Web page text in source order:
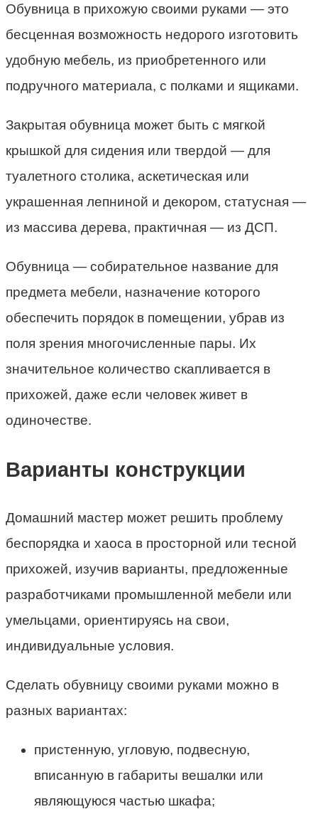
Обувница в прихожую своими руками — это
бесценная возможность недорого изготовить
удобную мебель, из приобретенного или
подручного материала, с полками и ящиками.
Закрытая обувница может быть с мягкой
крышкой для сидения или твердой — для
туалетного столика, аскетическая или
украшенная лепниной и декором, статусная —
из массива дерева, практичная — из ДСП.
Обувница — собирательное название для
предмета мебели, назначение которого
обеспечить порядок в помещении, убрав из
поля зрения многочисленные пары. Их
значительное количество скапливается в
прихожей, даже если человек живет в
одиночестве.
Варианты конструкции
Домашний мастер может решить проблему
беспорядка и хаоса в просторной или тесной
прихожей, изучив варианты, предложенные
разработчиками промышленной мебели или
умельцами, ориентируясь на свои,
индивидуальные условия.
Сделать обувницу своими руками можно в
разных вариантах:
пристенную, угловую, подвесную,
вписанную в габариты вешалки или
являющуюся частью шкафа;